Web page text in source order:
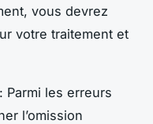
vous devrez
votre traitement et
: Parmi les erreurs
l’omission